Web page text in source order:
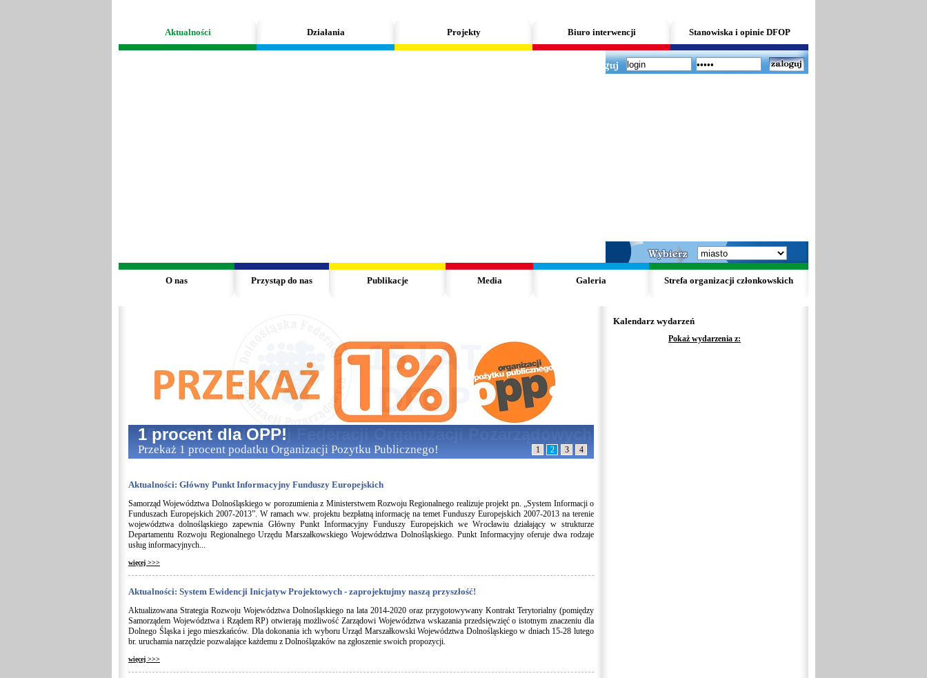
Aktualności Działania Projekty Biuro interwencji Stanowiska i opinie DFOP
O nas Przystąp do nas Publikacje Media Galeria Strefa organizacji członkowskich
1 2 3 4
1 procent dla OPP!
Przekaż 1 procent podatku Organizacji Pozytku Publicznego!
Aktualności: Główny Punkt Informacyjny Funduszy Europejskich
Samorząd Województwa Dolnośląskiego w porozumienia z Ministerstwem Rozwoju Regionalnego realizuje projekt pn. „System Informacji o
Funduszach Europejskich 2007-2013”. W ramach ww. projektu bezpłatną informację na temet Funduszy Europejskich 2007-2013 na terenie
województwa dolnośląskiego zapewnia Główny Punkt Informacyjny Funduszy Europejskich we Wrocławiu działający w strukturze
Departamentu Rozwoju Regionalnego Urzędu Marszałkowskiego Województwa Dolnośląskiego. Punkt Informacyjny oferuje dwa rodzaje
usług informacyjnych...
więcej >>>
Aktualności: System Ewidencji Inicjatyw Projektowych - zaprojektujmy naszą przyszłość!
Aktualizowana Strategia Rozwoju Województwa Dolnośląskiego na lata 2014-2020 oraz przygotowywany Kontrakt Terytorialny (pomiędzy
Samorządem Województwa i Rządem RP) otwierają możliwość Zarządowi Województwa wskazania przedsięwzięć o istotnym znaczeniu dla
Dolnego Śląska i jego mieszkańców. Dla dokonania ich wyboru Urząd Marszałkowski Województwa Dolnośląskiego w dniach 15-28 lutego
br. uruchamia narzędzie pozwalające każdemu z Dolnoślązaków na zgłoszenie swoich propozycji.
więcej >>>
Kalendarz wydarzeń
Pokaż wydarzenia z: